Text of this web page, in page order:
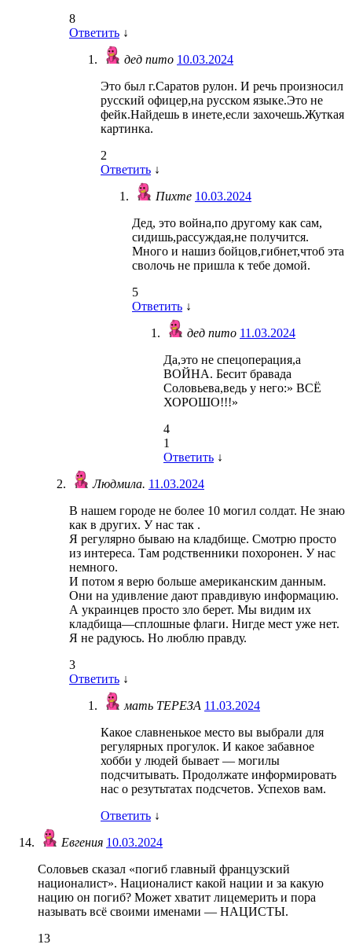
8
Ответить ↓
дед пито 10.03.2024
Это был г.Саратов рулон. И речь произносил
русский офицер,на русском языке.Это не
фейк.Найдешь в инете,если захочешь.Жуткая
картинка.
2
Ответить ↓
Пихте 10.03.2024
Дед, это война,по другому как сам,
сидишь,рассуждая,не получится.
Много и нашиз бойцов,гибнет,чтоб эта
сволочь не пришла к тебе домой.
5
Ответить ↓
дед пито 11.03.2024
Да,это не спецоперация,а
ВОЙНА. Бесит бравада
Соловьева,ведь у него:» ВСЁ
ХОРОШО!!!»
4
1
Ответить ↓
Людмила. 11.03.2024
В нашем городе не более 10 могил солдат. Не знаю
как в других. У нас так .
Я регулярно бываю на кладбище. Смотрю просто
из интереса. Там родственники похоронен. У нас
немного.
И потом я верю больше американским данным.
Они на удивление дают правдивую информацию.
А украинцев просто зло берет. Мы видим их
кладбища—сплошные флаги. Нигде мест уже нет.
Я не радуюсь. Но люблю правду.
3
Ответить ↓
мать ТЕРЕЗА 11.03.2024
Какое славненькое место вы выбрали для
регулярных прогулок. И какое забавное
хобби у людей бывает — могилы
подсчитывать. Продолжате информировать
нас о резутьтатах подсчетов. Успехов вам.
Ответить ↓
Евгения 10.03.2024
Соловьев сказал «погиб главный французский
националист». Националист какой нации и за какую
нацию он погиб? Может хватит лицемерить и пора
называть всё своими именами — НАЦИСТЫ.
13